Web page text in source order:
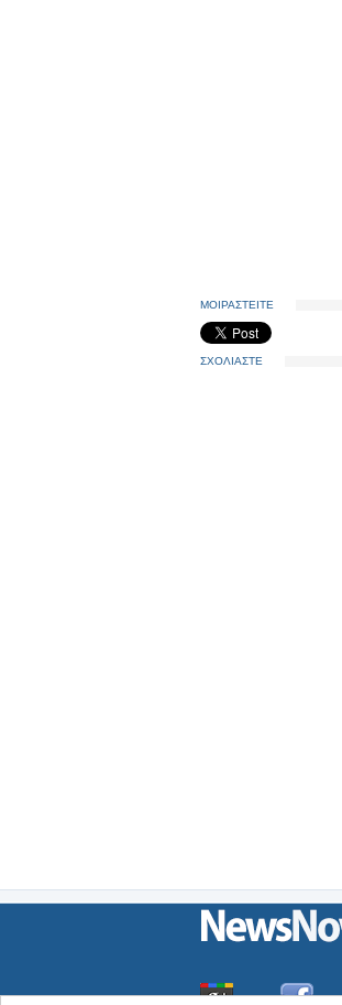
ΜΟΙΡΑΣΤΕΙΤΕ
ΣΧΟΛΙΑΣΤΕ